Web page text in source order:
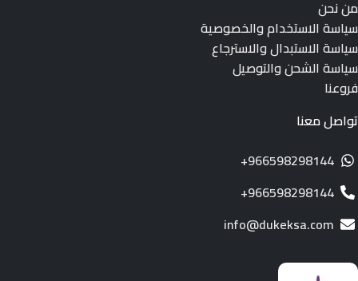
من نحن
سياسة الاستخدام والخصوصية
سياسة الاستبدال والاسترجاع
سياسة الشحن والتوصيل
فروعنا
تواصل معنا
966598298144+
966598298144+
info@dukeksa.com